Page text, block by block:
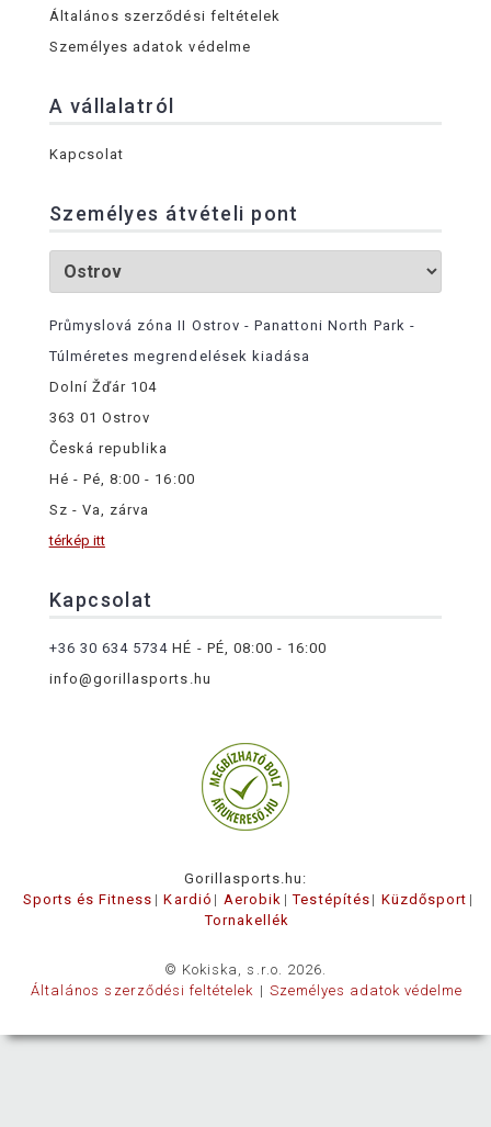
Általános szerződési feltételek
Személyes adatok védelme
A vállalatról
Kapcsolat
Személyes átvételi pont
Průmyslová zóna II Ostrov - Panattoni North Park -
Túlméretes megrendelések kiadása
Dolní Žďár 104
363 01 Ostrov
Česká republika
Hé - Pé, 8:00 - 16:00
Sz - Va, zárva
térkép itt
Kapcsolat
+36 30 634 5734 HÉ - PÉ, 08:00 - 16:00
info@gorillasports.hu
Gorillasports.hu:
Sports és Fitness
Kardió Aerobik Testépítés
Küzdősport
Tornakellék
© Kokiska, s.r.o. 2026.
Általános szerződési feltételek
Személyes adatok védelme